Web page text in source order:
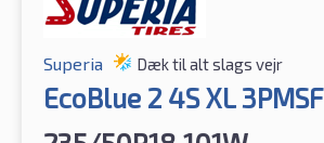
Superia Dæk til alt slags vejr
EcoBlue 2 4S XL 3PMSF